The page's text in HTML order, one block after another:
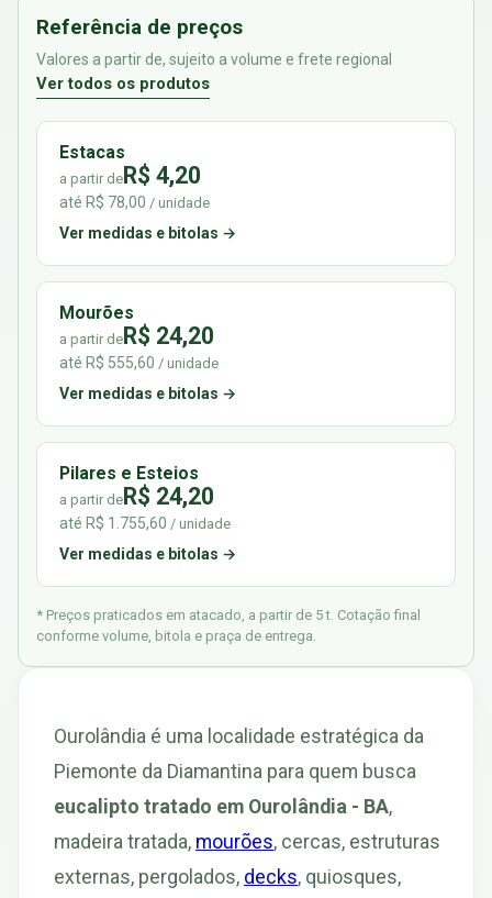
Referência de preços
Valores a partir de, sujeito a volume e frete regional
Ver todos os produtos
Estacas
a partir deR$ 4,20
até R$ 78,00 / unidade
Ver medidas e bitolas →
Mourões
a partir deR$ 24,20
até R$ 555,60 / unidade
Ver medidas e bitolas →
Pilares e Esteios
a partir deR$ 24,20
até R$ 1.755,60 / unidade
Ver medidas e bitolas →
* Preços praticados em atacado, a partir de 5 t. Cotação final
conforme volume, bitola e praça de entrega.
Ourolândia é uma localidade estratégica da
Piemonte da Diamantina para quem busca
eucalipto tratado em Ourolândia - BA,
madeira tratada, mourões, cercas, estruturas
externas, pergolados, decks, quiosques,